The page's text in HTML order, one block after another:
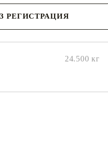
РЕГИСТРАЦИЯ
24.500 кг